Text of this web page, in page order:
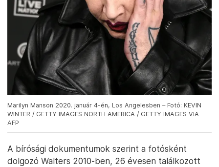
Marilyn Manson 2020. január 4-én, Los Angelesben – Fotó: KEVIN
WINTER / GETTY IMAGES NORTH AMERICA / GETTY IMAGES VIA
AFP
A bírósági dokumentumok szerint a fotósként
dolgozó Walters 2010-ben, 26 évesen találkozott